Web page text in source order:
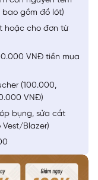
bao gồm đồ lót)
hoặc cho đơn từ
VNĐ tiền mua
(100.000,
VNĐ)
bụng, sửa cắt
Blazer)